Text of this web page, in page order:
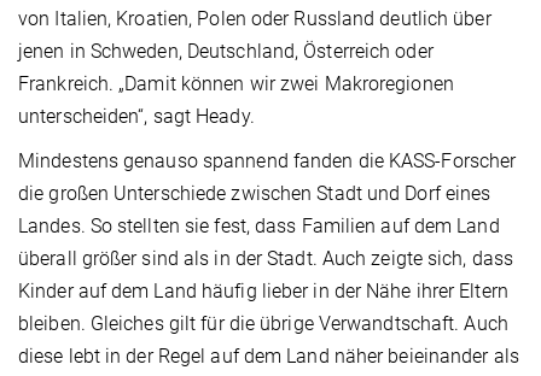
von Italien, Kroatien, Polen oder Russland deutlich über
jenen in Schweden, Deutschland, Österreich oder
Frankreich. „Damit können wir zwei Makroregionen
unterscheiden“, sagt Heady.
Mindestens genauso spannend fanden die KASS-Forscher
die großen Unterschiede zwischen Stadt und Dorf eines
Landes. So stellten sie fest, dass Familien auf dem Land
überall größer sind als in der Stadt. Auch zeigte sich, dass
Kinder auf dem Land häufig lieber in der Nähe ihrer Eltern
bleiben. Gleiches gilt für die übrige Verwandtschaft. Auch
diese lebt in der Regel auf dem Land näher beieinander als